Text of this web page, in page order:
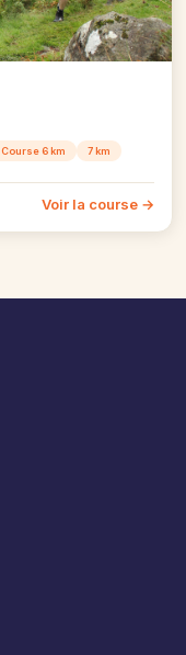
Course 6 km
7 km
Voir la course →